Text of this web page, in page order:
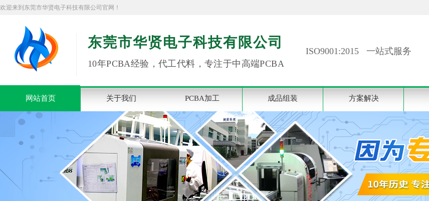
欢迎来到东莞市华贤电子科技有限公司官网！
东莞市华贤电子科技有限公司
10年PCBA经验，代工代料，专注于中高端PCBA
ISO9001:2015 一站式服务
网站首页 关于我们 PCBA加工 成品组装 方案解决